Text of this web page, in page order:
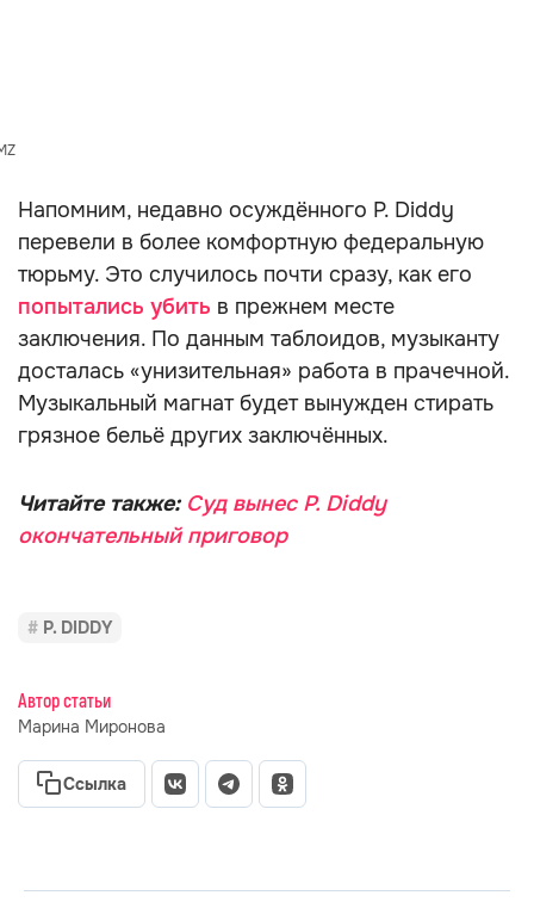
Напомним, недавно осуждённого P. Diddy
перевели в более комфортную федеральную
тюрьму. Это случилось почти сразу, как его
попытались убить в прежнем месте
заключения. По данным таблоидов, музыканту
досталась «унизительная» работа в прачечной.
Музыкальный магнат будет вынужден стирать
грязное бельё других заключённых.
Читайте также: Суд вынес P. Diddy
окончательный приговор
P. DIDDY
Автор статьи
Марина Миронова
Ссылка